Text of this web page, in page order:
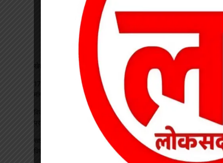
खेत में मिला चार फीट का मगरमच्छ देखें
17 अगस्त की हड़ताल से पहले चेयरमैन ने बुलाई बैठक, बिजली कर्मियों की
विकसित भारत रोजगार मिशन पर खारंग में एकदिवसीय प्रशिक्षण, जनपद
प्रतिनिधियों ने सीखी योजनाओं के प्रभावी क्रियान्वयन की बारीकियां
साइबर सुरक्षा एवं छात्र कानून जागरूकता कार्यक्रम आयोजित, प्रतिभावान